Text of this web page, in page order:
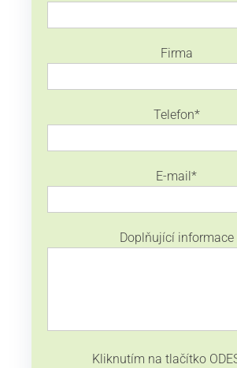
Firma
Telefon*
E-mail*
Doplňující informace
Kliknutím na tlačítko